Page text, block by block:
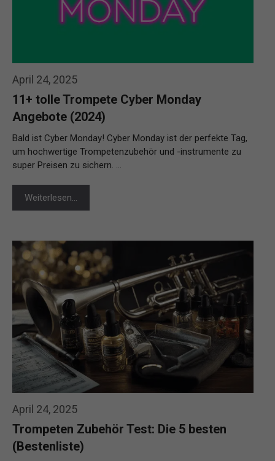
April 24, 2025
11+ tolle Trompete Cyber Monday
Angebote (2024)
Bald ist Cyber Monday! Cyber Monday ist der perfekte Tag,
um hochwertige Trompetenzubehör und -instrumente zu
super Preisen zu sichern. …
Weiterlesen…
April 24, 2025
Trompeten Zubehör Test: Die 5 besten
(Bestenliste)